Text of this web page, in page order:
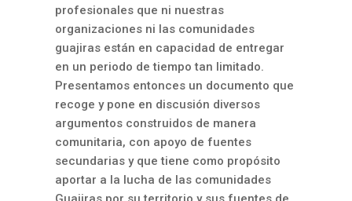
profesionales que ni nuestras
organizaciones ni las comunidades
guajiras están en capacidad de entregar
en un periodo de tiempo tan limitado.
Presentamos entonces un documento que
recoge y pone en discusión diversos
argumentos construidos de manera
comunitaria, con apoyo de fuentes
secundarias y que tiene como propósito
aportar a la lucha de las comunidades